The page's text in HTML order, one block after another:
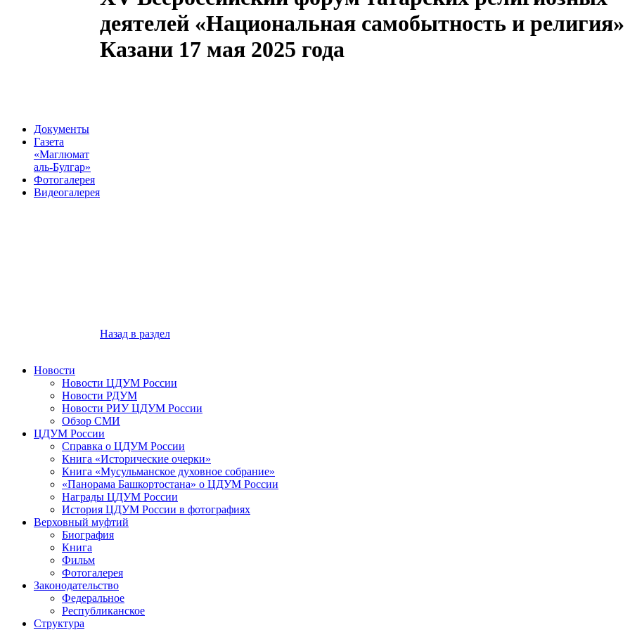
Документы
Газета
«Маглюмат
аль-Булгар»
Фотогалерея
Видеогалерея
деятелей «Национальная самобытность и религия»
Казани 17 мая 2025 года
Назад в раздел
Новости
Новости ЦДУМ России
Новости РДУМ
Новости РИУ ЦДУМ России
Обзор СМИ
ЦДУМ России
Справка о ЦДУМ России
Книга «Исторические очерки»
Книга «Мусульманское духовное собрание»
«Панорама Башкортостана» о ЦДУМ России
Награды ЦДУМ России
История ЦДУМ России в фотографиях
Верховный муфтий
Биография
Книга
Фильм
Фотогалерея
Законодательство
Федеральное
Республиканское
Структура